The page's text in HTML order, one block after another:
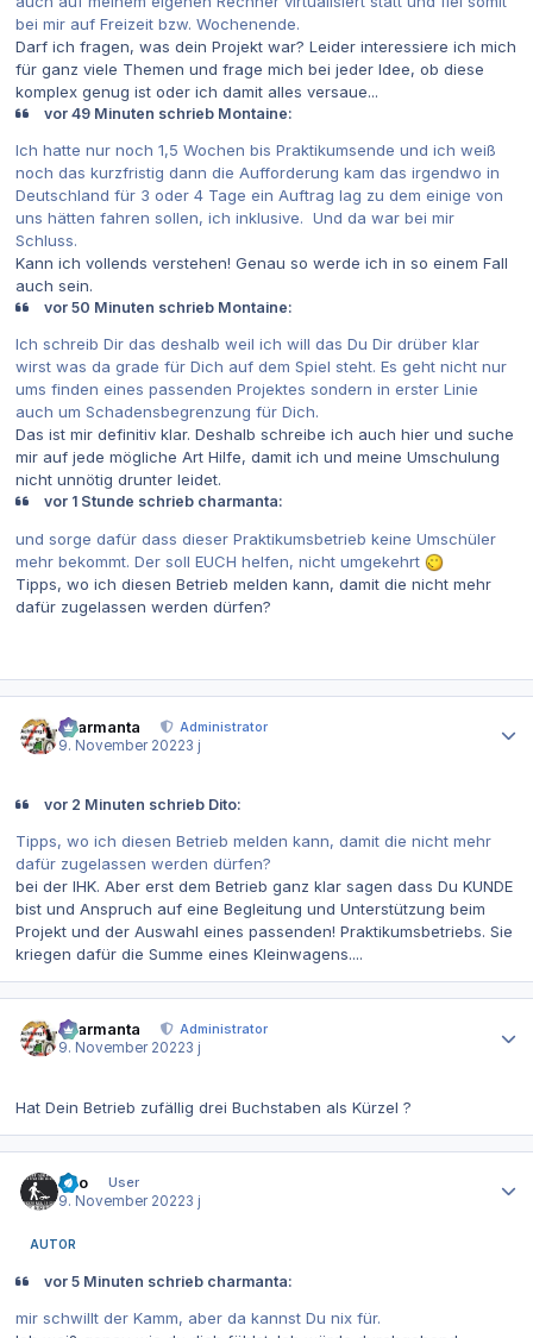
bei mir auf Freizeit bzw. Wochenende.
Darf ich fragen, was dein Projekt war? Leider interessiere ich mich
für ganz viele Themen und frage mich bei jeder Idee, ob diese
komplex genug ist oder ich damit alles versaue...
vor 49 Minuten schrieb Montaine:
Ich hatte nur noch 1,5 Wochen bis Praktikumsende und ich weiß
noch das kurzfristig dann die Aufforderung kam das irgendwo in
Deutschland für 3 oder 4 Tage ein Auftrag lag zu dem einige von
uns hätten fahren sollen, ich inklusive. Und da war bei mir
Schluss.
Kann ich vollends verstehen! Genau so werde ich in so einem Fall
auch sein.
vor 50 Minuten schrieb Montaine:
Ich schreib Dir das deshalb weil ich will das Du Dir drüber klar
wirst was da grade für Dich auf dem Spiel steht. Es geht nicht nur
ums finden eines passenden Projektes sondern in erster Linie
auch um Schadensbegrenzung für Dich.
Das ist mir definitiv klar. Deshalb schreibe ich auch hier und suche
mir auf jede mögliche Art Hilfe, damit ich und meine Umschulung
nicht unnötig drunter leidet.
vor 1 Stunde schrieb charmanta:
und sorge dafür dass dieser Praktikumsbetrieb keine Umschüler
mehr bekommt. Der soll EUCH helfen, nicht umgekehrt
Tipps, wo ich diesen Betrieb melden kann, damit die nicht mehr
dafür zugelassen werden dürfen?
charmanta
Administrator
9. November 20223 j
vor 2 Minuten schrieb Dito:
Tipps, wo ich diesen Betrieb melden kann, damit die nicht mehr
dafür zugelassen werden dürfen?
bei der IHK. Aber erst dem Betrieb ganz klar sagen dass Du KUNDE
bist und Anspruch auf eine Begleitung und Unterstützung beim
Projekt und der Auswahl eines passenden! Praktikumsbetriebs. Sie
kriegen dafür die Summe eines Kleinwagens....
charmanta
Administrator
9. November 20223 j
Hat Dein Betrieb zufällig drei Buchstaben als Kürzel ?
Dito
User
9. November 20223 j
AUTOR
vor 5 Minuten schrieb charmanta:
mir schwillt der Kamm, aber da kannst Du nix für.